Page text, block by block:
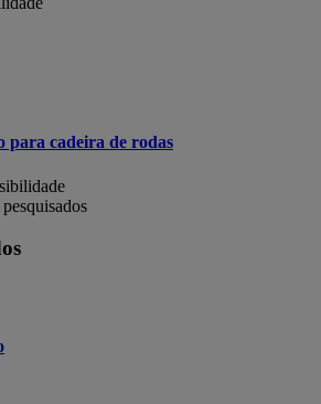
para cadeira de rodas